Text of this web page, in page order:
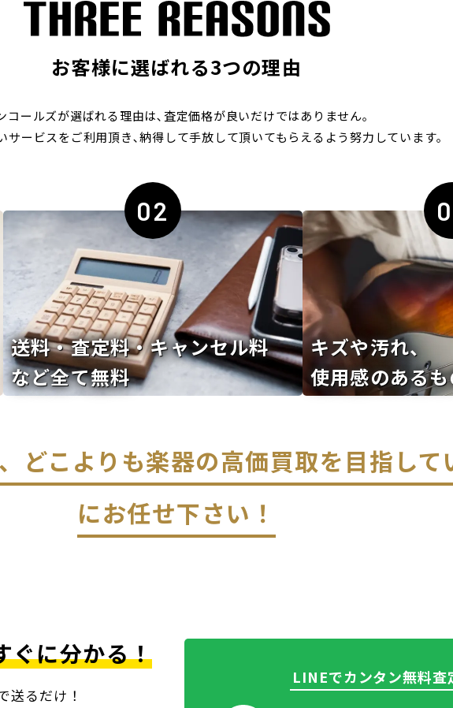
お客様に選ばれる3つの理由
コールズが選ばれる理由は､査定価格が良いだけではありません｡
サービスをご利用頂き､納得して手放して頂いてもらえるよう努力しています｡
02
送料・査定料・キャンセル料
など全て無料
キズや汚れ、
使用感のある
どこよりも楽器の高価買取を目指して
にお任せ下さい！
ぐに分かる！
送るだけ！
LINEでカンタン無料査